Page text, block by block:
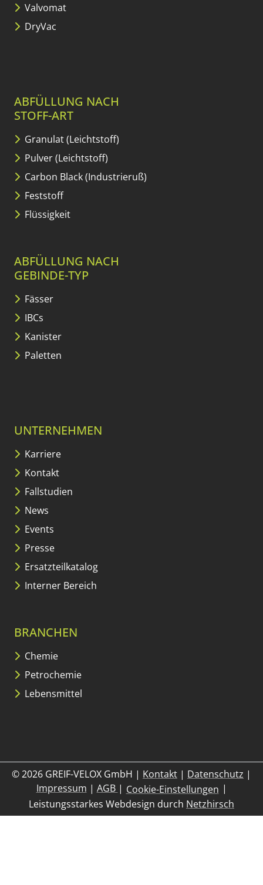
Valvomat
DryVac
ABFÜLLUNG NACH
STOFF-ART
Granulat (Leichtstoff)
Pulver (Leichtstoff)
Carbon Black (Industrieruß)
Feststoff
Flüssigkeit
ABFÜLLUNG NACH
GEBINDE-TYP
Fässer
IBCs
Kanister
Paletten
UNTERNEHMEN
Karriere
Kontakt
Fallstudien
News
Events
Presse
Ersatzteilkatalog
Interner Bereich
BRANCHEN
Chemie
Petrochemie
Lebensmittel
© 2026 GREIF-VELOX GmbH | Kontakt | Datenschutz |
Impressum | AGB – Allgemeine
| Cookie-Einstellungen |
Leistungsstarkes Webdesign durch Netzhirsch